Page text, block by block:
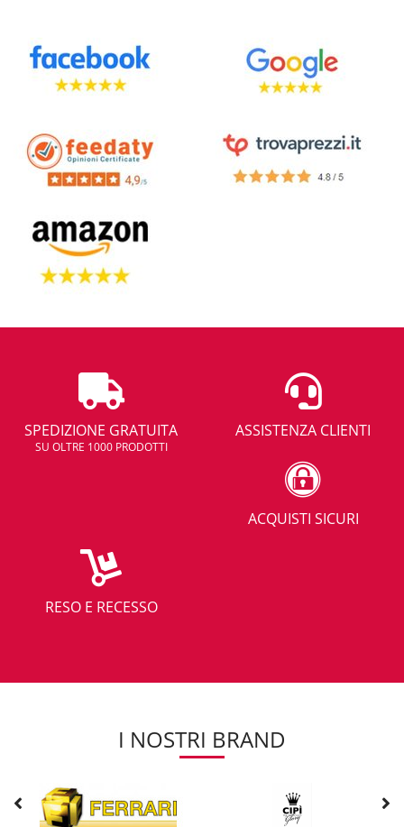
SPEDIZIONE GRATUITA
SU OLTRE 1000 PRODOTTI
ASSISTENZA CLIENTI
ACQUISTI SICURI
RESO E RECESSO
I NOSTRI BRAND